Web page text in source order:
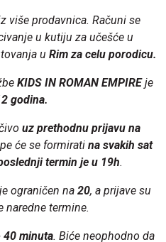
više prodavnica. Računi se
u kutiju za učešće u
u Rim za celu porodicu.
KIDS IN ROMAN EMPIREje
godina.
uz prethodnu prijavu na
će se formirati na svakih sat
termin je u 19h.
ograničen na 20, a prijave su
naredne termine.
40 minuta. Biće neophodno da